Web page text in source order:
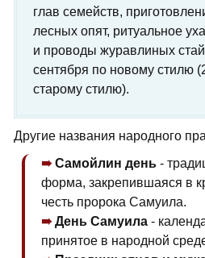
глав семейств,
лесных опят, ритуальное
и проводы журавлиных
сентября по новому стилю
старому стилю).
Другие названия народного
Самойлин день -
форма, закрепившаяся в
честь пророка Самуила.
День Самуила -
принятое в народной